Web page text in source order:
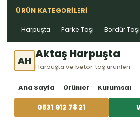
ÜRÜN KATEGORILERI
Harpuşta Parke Taşı Bordür Taşı
AH Aktaş Harpuşta
Harpuşta ve beton taş ürünleri
Ana Sayfa Ürünler Kurumsal
0531 912 78 21